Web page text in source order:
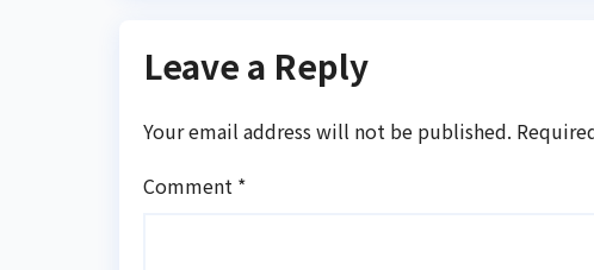
Leave a Reply
Your email address will not be published.
Comment *